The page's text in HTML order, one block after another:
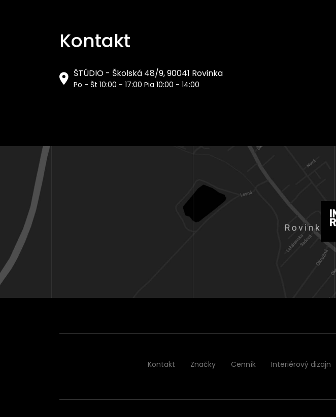
Kontakt
ŠTÚDIO - Školská 48/9, 90041 Rovinka
Po - Št 10:00 - 17:00 Pia 10:00 - 14:00
Kontakt Značky Cenník Interiérový dizajn